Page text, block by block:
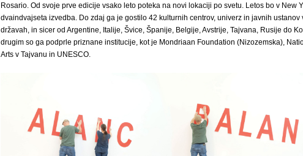
Rosario. Od svoje prve edicije vsako leto poteka na novi lokaciji po svetu. Letos bo v New
dvaindvajseta izvedba. Do zdaj ga je gostilo 42 kulturnih centrov, univerz in javnih ustanov
državah, in sicer od Argentine, Italije, Švice, Španije, Belgije, Avstrije, Tajvana, Rusije do
drugim so ga podprle priznane institucije, kot je Mondriaan Foundation (Nizozemska),
Arts v Tajvanu in UNESCO.